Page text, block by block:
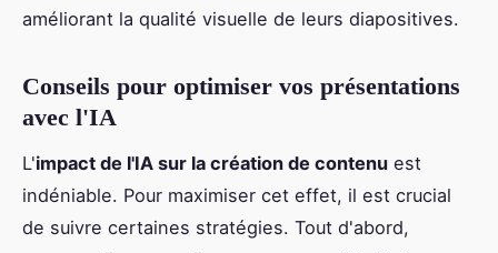
améliorant la qualité visuelle de leurs diapositives.
Conseils pour optimiser vos présentations
avec l'IA
L'impact de l'IA sur la création de contenu est
indéniable. Pour maximiser cet effet, il est crucial
de suivre certaines stratégies. Tout d'abord,